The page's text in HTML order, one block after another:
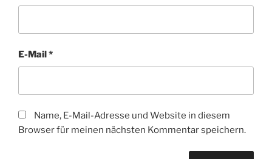
E-Mail *
Name, E-Mail-Adresse und Website in diesem
Browser für meinen nächsten Kommentar speichern.